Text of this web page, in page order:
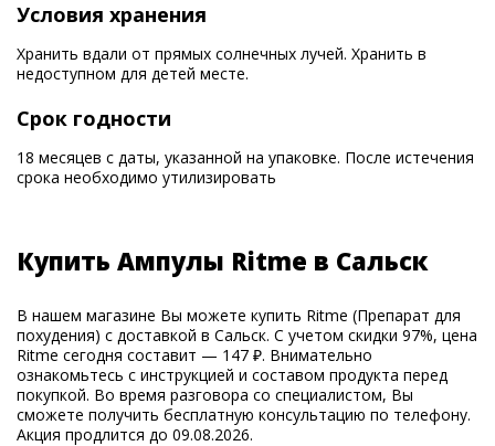
Условия хранения
Хранить вдали от прямых солнечных лучей. Хранить в
недоступном для детей месте.
Срок годности
18 месяцев с даты, указанной на упаковке. После истечения
срока необходимо утилизировать
Купить Ампулы Ritme в Сальск
В нашем магазине Вы можете купить Ritme (Препарат для
похудения) с доставкой в Сальск. С учетом скидки 97%, цена
Ritme сегодня составит — 147 ₽. Внимательно
ознакомьтесь с инструкцией и составом продукта перед
покупкой. Во время разговора со специалистом, Вы
сможете получить бесплатную консультацию по телефону.
Акция продлится до 09.08.2026.